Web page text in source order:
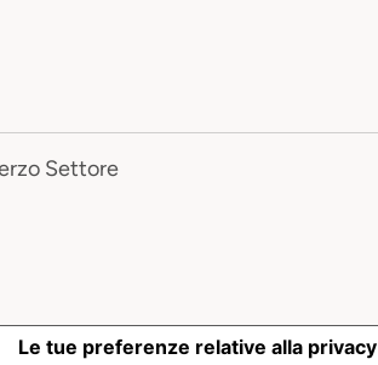
Settore
Le tue preferenze relative alla privacy